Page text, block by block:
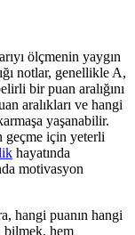
ölçmenin yaygın
notlar, genellikle A,
bir puan aralığını
aralıkları ve hangi
yaşanabilir.
geçme için yeterli
hayatında
motivasyon
hangi puanın hangi
bilmek, hem